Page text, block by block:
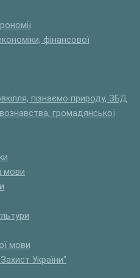
фінансової
пізнаємо природу, ЗБД
громадянської
мови
мови
України"